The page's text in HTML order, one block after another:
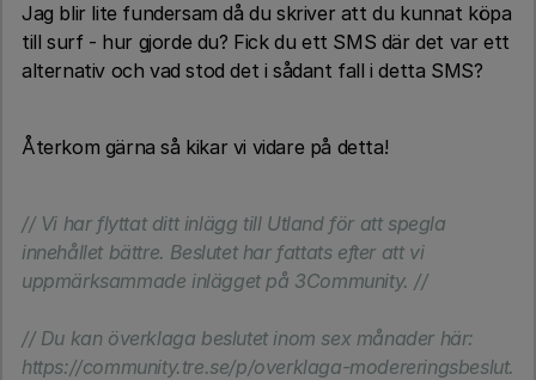
Jag blir lite fundersam då du skriver att du kunnat köpa
till surf - hur gjorde du? Fick du ett SMS där det var ett
alternativ och vad stod det i sådant fall i detta SMS?
Återkom gärna så kikar vi vidare på detta!
// Vi har flyttat ditt inlägg till Utland för att spegla
innehållet bättre. Beslutet har fattats efter att vi
uppmärksammade inlägget på 3Community. //
// Du kan överklaga beslutet inom sex månader här:
https://community.tre.se/p/overklaga-modereringsbeslut.